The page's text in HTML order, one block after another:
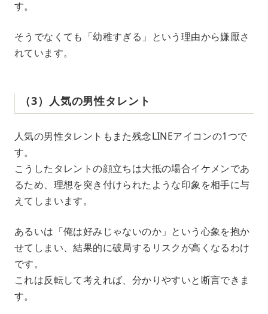
す。
そうでなくても「幼稚すぎる」という理由から嫌厭さ
れています。
（3）人気の男性タレント
人気の男性タレントもまた残念LINEアイコンの1つで
す。
こうしたタレントの顔立ちは大抵の場合イケメンであ
るため、理想を突き付けられたような印象を相手に与
えてしまいます。
あるいは「俺は好みじゃないのか」という心象を抱か
せてしまい、結果的に破局するリスクが高くなるわけ
です。
これは反転して考えれば、分かりやすいと断言できま
す。